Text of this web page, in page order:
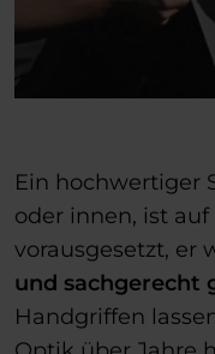
Ein hochwertiger
oder innen, ist
vorausgesetzt, er
und sachgerecht
Handgriffen